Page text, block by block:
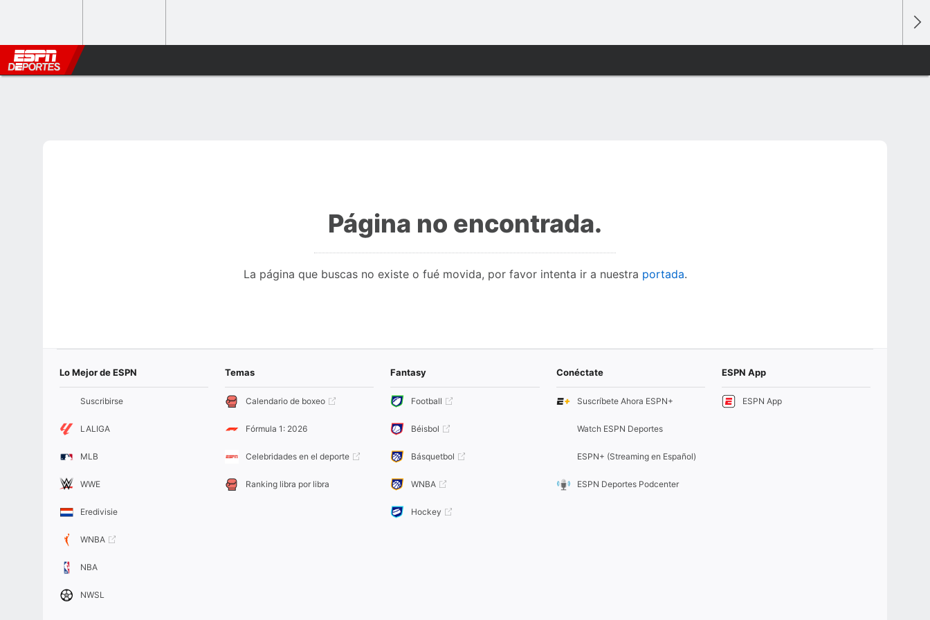
Página no encontrada.
La página que buscas no existe o fué movida, por favor intenta ir a nuestra portada.
Lo Mejor de ESPN
Suscribirse
LALIGA
MLB
WWE
Eredivisie
WNBA
NBA
NWSL
Temas
Calendario de boxeo
Fórmula 1: 2026
Celebridades en el deporte
Ranking libra por libra
Fantasy
Football
Béisbol
Básquetbol
WNBA
Hockey
Conéctate
Suscríbete Ahora ESPN+
Watch ESPN Deportes
ESPN+ (Streaming en Español)
ESPN Deportes Podcenter
ESPN App
ESPN App